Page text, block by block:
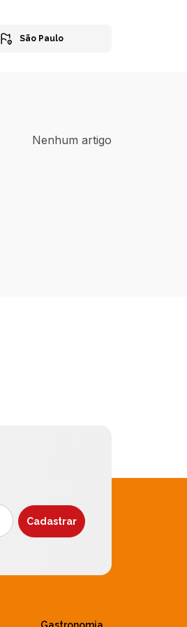
São Paulo
Nenhum artigo